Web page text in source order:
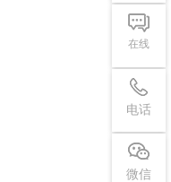
在线
电话
微信